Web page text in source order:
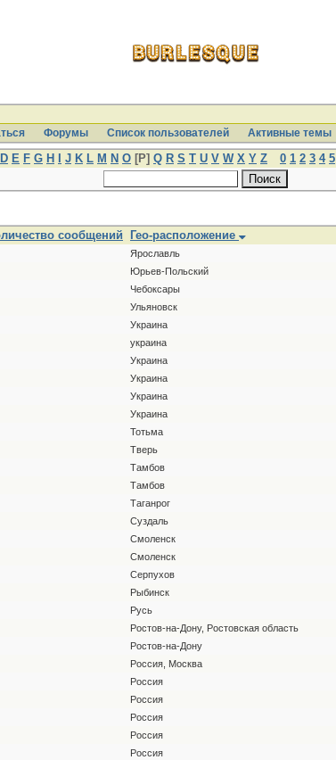
Форумы Список пользователей Активные темы
D E F G H J K L M N O [P] Q R S T U V W X Y Z 0 1 2 3 4 5
сообщений Гео-расположение
Ярославль
Юрьев-Польский
Чебоксары
Ульяновск
Украина
украина
Украина
Украина
Украина
Украина
Тотьма
Тверь
Тамбов
Тамбов
Таганрог
Суздаль
Смоленск
Смоленск
Серпухов
Рыбинск
Русь
Ростов-на-Дону, Ростовская область
Ростов-на-Дону
Россия, Москва
Россия
Россия
Россия
Россия
Россия